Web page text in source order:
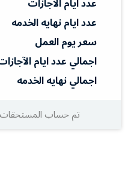
عدد ايام نهايه الخدمه
سعر يوم العمل
اجمالي عدد ايام
اجمالي نهايه الخدمه
تم حساب المستحقات